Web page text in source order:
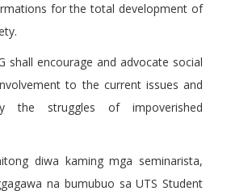
for the total development of
shall encourage and advocate social
to the current issues and
the struggles of impoverished
diwa kaming mga seminarista,
na bumubuo sa UTS Student